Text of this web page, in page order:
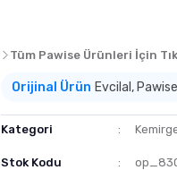
Tüm Pawise Ürünleri İçin
Orijinal Ürün Evcilal,
Kategori
Stok Kodu